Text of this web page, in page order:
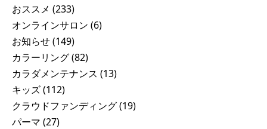
おススメ (233)
オンラインサロン (6)
お知らせ(149)
カラーリング(82)
カラダメンテナンス (13)
キッズ(112)
クラウドファンディング(19)
パーマ (27)